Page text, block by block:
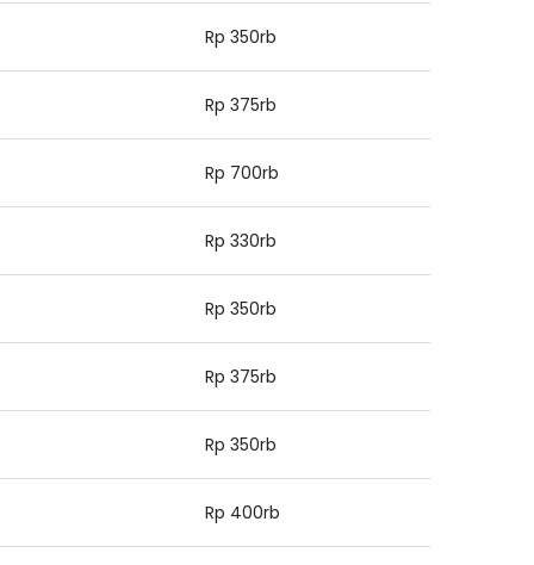
Rp 350rb
Rp 375rb
Rp 700rb
Rp 330rb
Rp 350rb
Rp 375rb
Rp 350rb
Rp 400rb